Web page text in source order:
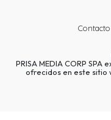
PRISA MEDIA CORP
ofrecidos en este sitio